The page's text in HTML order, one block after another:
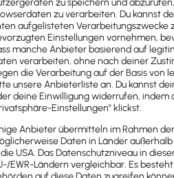
für
in Ordnung –
den Rücken frei und
unter